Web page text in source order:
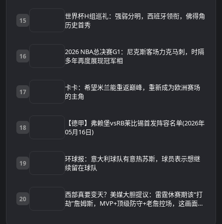
15
世界杯H组巡礼：强弱分明，西班牙领衔，佛得角
历史首秀
16
2026 NBA总决赛G1：尼克斯客场力克马刺，时隔
多年再度展现冠军相
17
卡卡：希望米兰能重返巅峰，重新成为欧洲赛场
的主角
18
【德甲】弗赖堡vsRB莱比锡首发阵容名单(2026年
05月16日)
19
环球报：意大利球队有意热苏斯，球员表示想继
续留在球队
20
西部真要变天？美媒大胆提议：雷霆休赛期该“打
劫”詹姆斯，MVP+顶级防守+老詹控场，这画面太